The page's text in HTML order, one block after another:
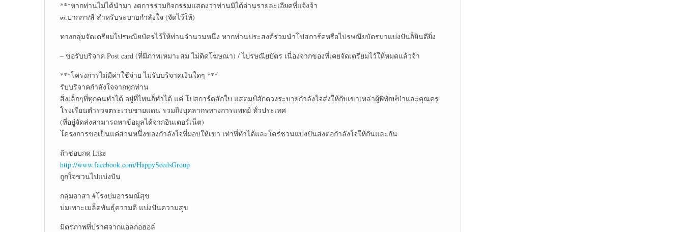
***หากท่านไม่ได้นำมา งดการร่วมกิจกรรมแสดงว่าท่านมิได้อ่านรายละเอียดที่แจ้งจ้า
๓.ปากกา/สี สำหรับระบายกำลังใจ (จัดไว้ให้)
ทางกลุ่มจัดเตรียมไปรษณียบัตรไว้ให้ท่านจำนวนหนึ่ง หากท่านประสงค์ร่วมนำโปสการ์ดหรือไปรษณียบัตรมาแบ่งปันก็ยินดียิ่ง
– ขอรับบริจาค Post card (ที่มีภาพเหมาะสม ไม่ติดโฆษณา) / ไปรษณียบัตร เนื่องจากของที่เคยจัดเตรียมไว้ให้หมดแล้วจ้า
***โครงการไม่มีค่าใช้จ่าย ไม่รับบริจาคเงินใดๆ ***
รับบริจาคกำลังใจจากทุกท่าน
สิ่งเล็กๆที่ทุกคนทำได้ อยู่ที่ไหนก็ทำได้ แค่ โปสการ์ดสักใบ แสตมป์สักดวงระบายกำลังใจส่งให้กับเขาเหล่าผู้พิทักษ์ป่าและคุณครู
โรงเรียนตำรวจตระเวนชายแดน รวมถึงบุคลากรทางการแพทย์ ทั่วประเทศ
(ที่อยู่จัดส่งสามารถหาข้อมูลได้จากอินเตอร์เน็ต)
โครงการขอเป็นแค่ส่วนหนึ่งของกำลังใจที่มอบให้เขา เท่าที่ทำได้และใคร่ชวนแบ่งปันส่งต่อกำลังใจให้กันและกัน
ถ้าชอบกด Like
http://www.facebook.com/HappySeedsGroup
ถูกใจชวนไปแบ่งปัน
กลุ่มอาสา #โรงบ่มอารมณ์สุข
บ่มเพาะเมล็ดพันธุ์ความดี แบ่งปันความสุข
มิตรภาพที่ปราศจากแอลกอฮอล์